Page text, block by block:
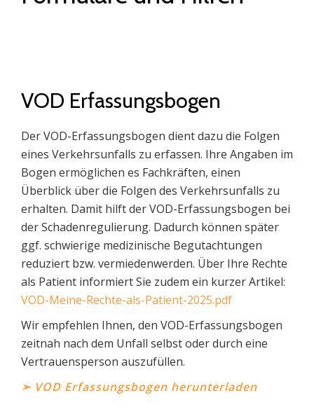
VOD Erfassungsbogen
Der VOD-Erfassungs­bogen dient dazu die Folgen
eines Verkehrs­unfalls zu erfassen. Ihre Angaben im
Bogen ermöglichen es Fach­kräften, einen
Überblick über die Folgen des Verkehrs­unfalls zu
erhalten. Damit hilft der VOD-Erfassungs­bogen bei
der Schaden­regulierung. Dadurch können später
ggf. schwierige medizinische Begut­achtungen
reduziert bzw. vermiedenwerden. Über Ihre Rechte
als Patient informiert Sie zudem ein kurzer Artikel:
VOD-Meine-Rechte-als-Patient-2025.pdf
Wir empfehlen Ihnen, den VOD-Erfassungs­bogen
zeitnah nach dem Unfall selbst oder durch eine
Vertrauens­person auszufüllen.
➢ VOD Erfassungsbogen herunterladen